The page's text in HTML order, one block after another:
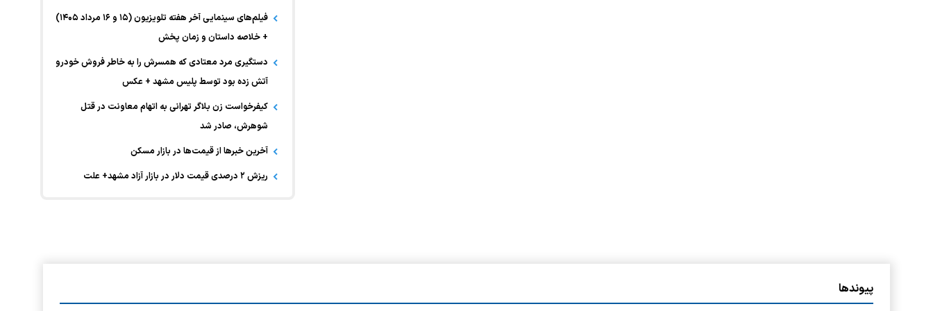
فیلم‌های سینمایی آخر هفته تلویزیون (۱۵ و ۱۶ مرداد ۱۴۰۵)
+ خلاصه داستان و زمان پخش
دستگیری مرد معتادی که همسرش را به خاطر فروش خودرو
آتش زده بود توسط پلیس مشهد + عکس
کیفرخواست زن بلاگر تهرانی به اتهام معاونت در قتل
شوهرش، صادر شد
آخرین خبر‌ها از قیمت‌ها در بازار مسکن
ریزش ۲ درصدی قیمت دلار در بازار آزاد مشهد+ علت
پیوندها